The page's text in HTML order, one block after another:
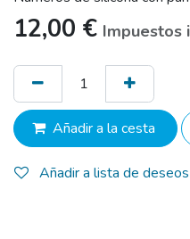
12,00 € Impuestos
Añadir a la cesta
Añadir a lista de deseos